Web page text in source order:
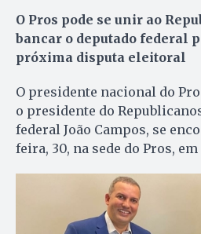
O Pros pode se unir ao
bancar o deputado federal
próxima disputa eleitoral
O presidente nacional do
o presidente do
federal João Campos, se
feira, 30, na sede do Pros,